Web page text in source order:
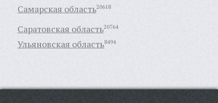
Самарская область20618
Саратовская область20764
Ульяновская область8494